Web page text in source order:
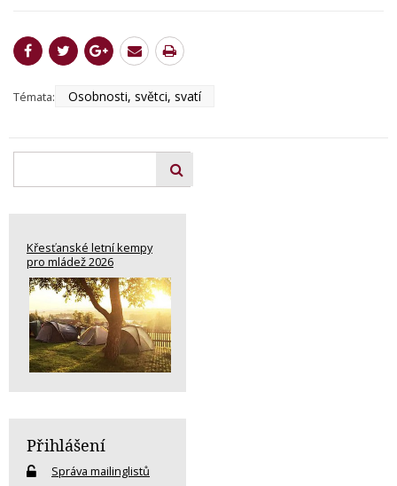
Témata: Osobnosti, světci, svatí
Křesťanské letní kempy
pro mládež 2026
Přihlášení
Správa mailinglistů